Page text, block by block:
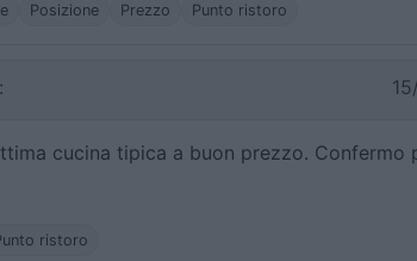
Posizione Prezzo Punto ristoro
cucina tipica a buon prezzo. Confermo
ristoro